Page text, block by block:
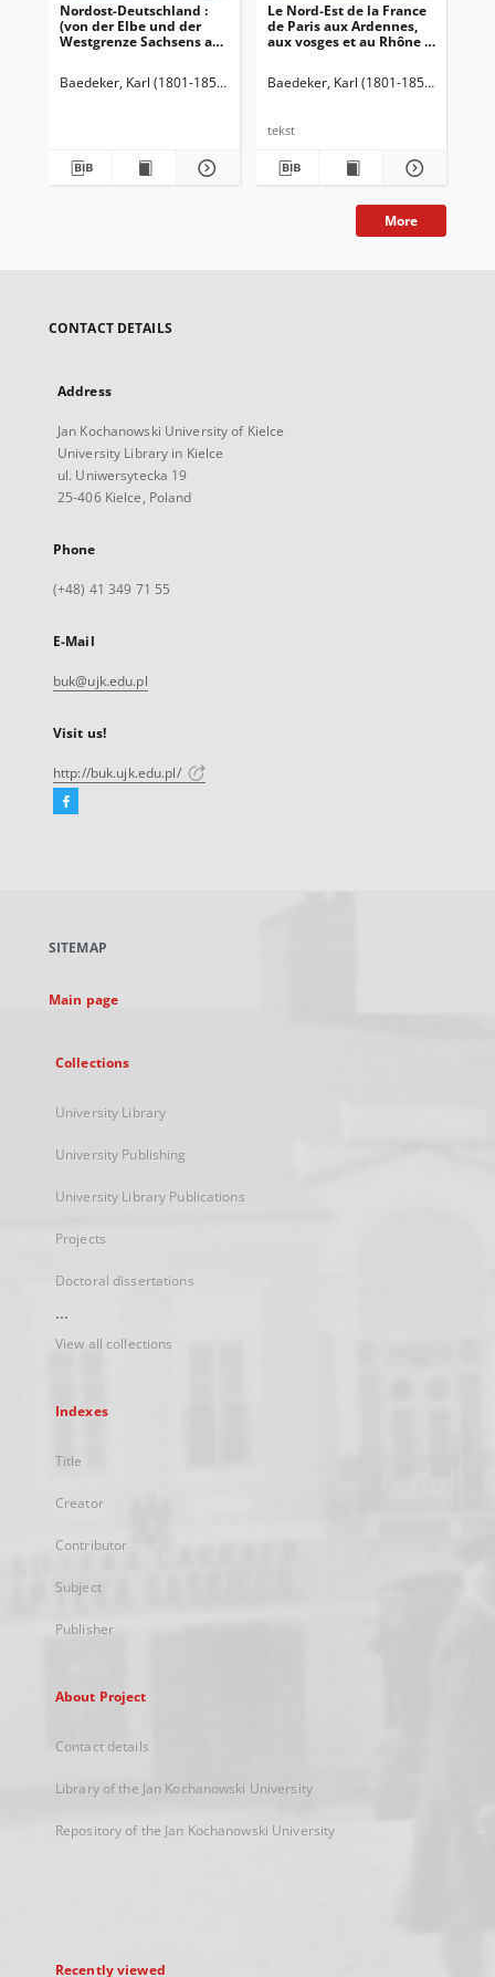
Nordost-Deutschland :
(von der Elbe und der
Westgrenze Sachsens an)
Baedeker, Karl (1801-1859)
Le Nord-Est de la France
de Paris aux Ardennes,
aux vosges et au Rhône :
Baedeker, Karl (1801-1859)
tekst
More
CONTACT DETAILS
Address
Jan Kochanowski University of Kielce
University Library in Kielce
ul. Uniwersytecka 19
25-406 Kielce, Poland
Phone
(+48) 41 349 71 55
E-Mail
buk@ujk.edu.pl
Visit us!
http://buk.ujk.edu.pl/
Facebook
new
SITEMAP
Main page
Collections
University Library
University Publishing
University Library Publications
Projects
Doctoral dissertations
...
View all collections
Indexes
Title
Creator
Contributor
Subject
Publisher
About Project
Contact details
Library of the Jan Kochanowski University
Repository of the Jan Kochanowski University
Recently viewed